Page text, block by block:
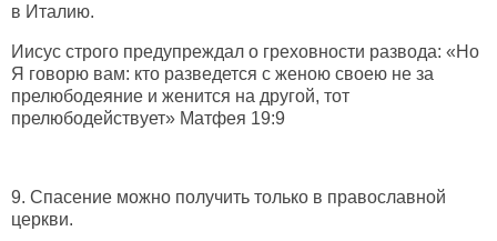
в Италию.
Иисус строго предупреждал о греховности развода: «Но
Я говорю вам: кто разведется с женою своею не за
прелюбодеяние и женится на другой, тот
прелюбодействует» Матфея 19:9
9. Спасение можно получить только в православной
церкви.